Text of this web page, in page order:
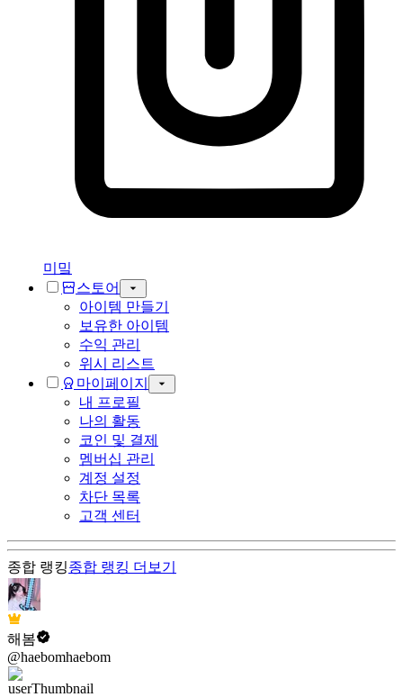
미밐
스토어
아이템 만들기
보유한 아이템
수익 관리
위시 리스트
마이페이지
내 프로필
나의 활동
코인 및 결제
멤버십 관리
계정 설정
차단 목록
고객 센터
종합 랭킹종합 랭킹 더보기
해봄
@haebomhaebom